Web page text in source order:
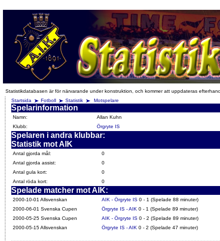
Statistikdatabasen är för närvarande under konstruktion, och kommer att uppdateras
Startsida
Fotboll Statistik Motspelare
Spelarinformation
Namn:
Allan Kuhn
Klubb:
Örgryte IS
Spelaren i andra klubbar:
Statistik mot AIK
Antal gjorda mål:
0
Antal gjorda assist:
0
Antal gula kort:
0
Antal röda kort:
0
Spelade matcher mot AIK:
2000-10-01 Allsvenskan AIK - Örgryte IS 0 - 1 (Spelade 88 minuter)
2000-06-01 Svenska Cupen
Örgryte IS - AIK 0 - 1 (Spelade 89 minuter)
2000-05-25 Svenska Cupen
AIK - Örgryte IS 0 - 2 (Spelade 89 minuter)
2000-05-15 Allsvenskan
Örgryte IS - AIK 0 - 2 (Spelade 47 minuter)